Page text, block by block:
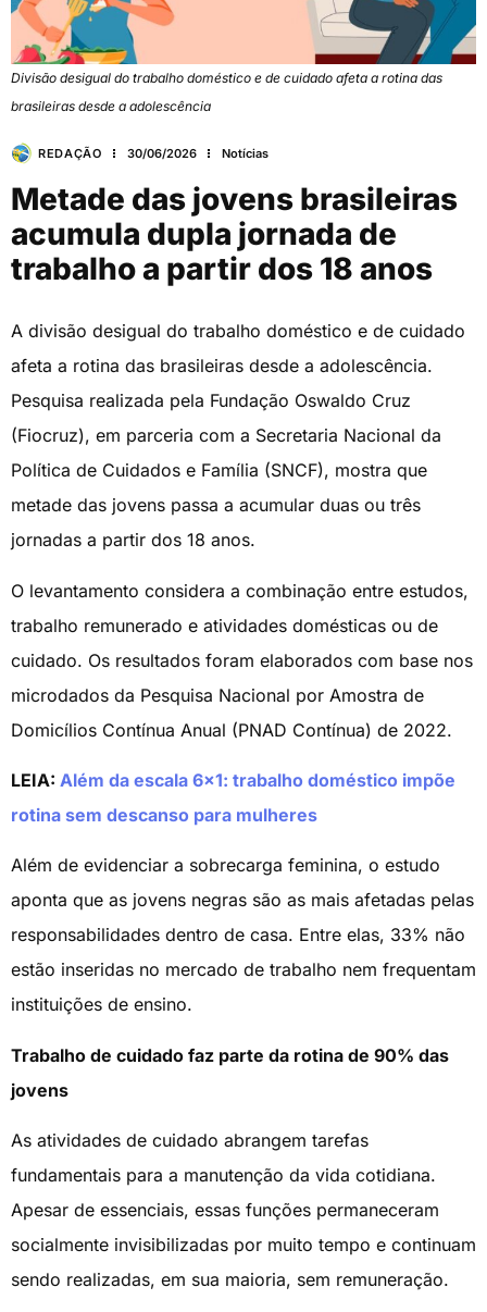
Divisão desigual do trabalho doméstico e de cuidado afeta a rotina das
brasileiras desde a adolescência
REDAÇÃO 30/06/2026 Notícias
Metade das jovens brasileiras
acumula dupla jornada de
trabalho a partir dos 18 anos
A divisão desigual do trabalho doméstico e de cuidado
afeta a rotina das brasileiras desde a adolescência.
Pesquisa realizada pela Fundação Oswaldo Cruz
(Fiocruz), em parceria com a Secretaria Nacional da
Política de Cuidados e Família (SNCF), mostra que
metade das jovens passa a acumular duas ou três
jornadas a partir dos 18 anos.
O levantamento considera a combinação entre estudos,
trabalho remunerado e atividades domésticas ou de
cuidado. Os resultados foram elaborados com base nos
microdados da Pesquisa Nacional por Amostra de
Domicílios Contínua Anual (PNAD Contínua) de 2022.
LEIA: Além da escala 6×1: trabalho doméstico impõe
rotina sem descanso para mulheres
Além de evidenciar a sobrecarga feminina, o estudo
aponta que as jovens negras são as mais afetadas pelas
responsabilidades dentro de casa. Entre elas, 33% não
estão inseridas no mercado de trabalho nem frequentam
instituições de ensino.
Trabalho de cuidado faz parte da rotina de 90% das
jovens
As atividades de cuidado abrangem tarefas
fundamentais para a manutenção da vida cotidiana.
Apesar de essenciais, essas funções permaneceram
socialmente invisibilizadas por muito tempo e continuam
sendo realizadas, em sua maioria, sem remuneração.